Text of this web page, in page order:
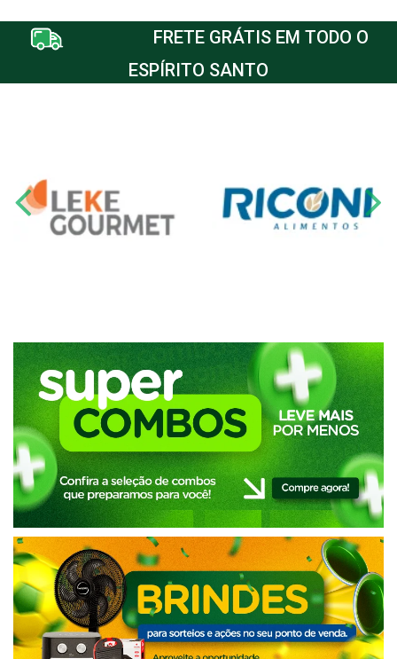
FRETE GRÁTIS EM TODO O
ESPÍRITO SANTO